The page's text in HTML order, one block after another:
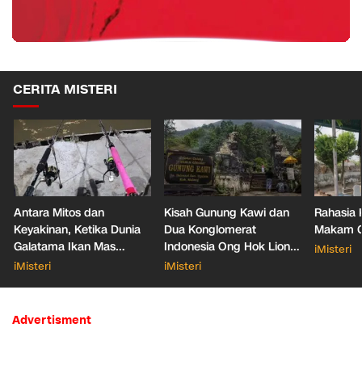
CERITA MISTERI
Antara Mitos dan
Keyakinan, Ketika Dunia
Galatama Ikan Mas
Bersentuhan dengan Hal
iMisteri
Kisah Gunung Kawi dan
Dua Konglomerat
Indonesia Ong Hok Liong
hingga Liem Sioe Liong
iMisteri
Rahasia
Makam
iMisteri
Advertisment